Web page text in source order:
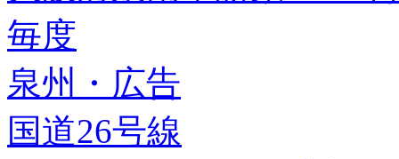
毎度
泉州・広告
国道26号線